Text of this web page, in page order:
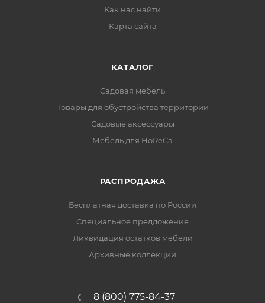
Как нас найти
Карта сайта
КАТАЛОГ
Садовая мебель
Товары для обустройства территории
Садовые аксессуары
Мебель для HoReCa
РАСПРОДАЖА
Бесплатная доставка по России
Специальное предложение
Ликвидация остатков мебели
Архивные коллекции
8 (800) 775-84-37